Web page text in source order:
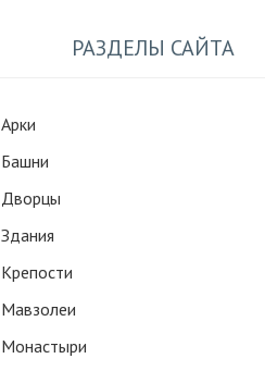
РАЗДЕЛЫ САЙТА
Арки
Башни
Дворцы
Здания
Крепости
Мавзолеи
Монастыри